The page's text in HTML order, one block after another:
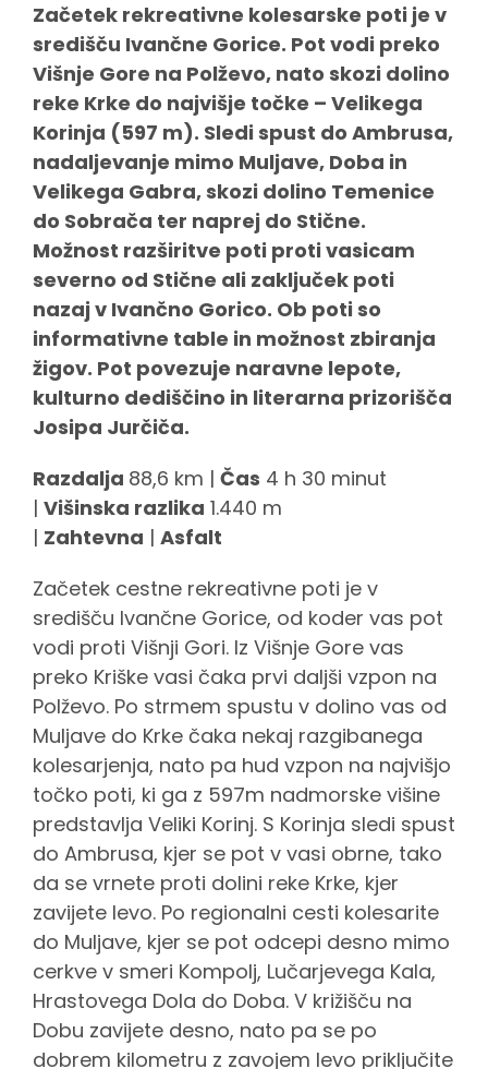
Začetek rekreativne kolesarske poti je v
središču Ivančne Gorice. Pot vodi preko
Višnje Gore na Polževo, nato skozi dolino
reke Krke do najvišje točke – Velikega
Korinja (597 m). Sledi spust do Ambrusa,
nadaljevanje mimo Muljave, Doba in
Velikega Gabra, skozi dolino Temenice
do Sobrača ter naprej do Stične.
Možnost razširitve poti proti vasicam
severno od Stične ali zaključek poti
nazaj v Ivančno Gorico. Ob poti so
informativne table in možnost zbiranja
žigov. Pot povezuje naravne lepote,
kulturno dediščino in literarna prizorišča
Josipa Jurčiča.
Razdalja 88,6 km | Čas 4 h 30 minut
| Višinska razlika 1.440 m
| Zahtevna | Asfalt
Začetek cestne rekreativne poti je v
središču Ivančne Gorice, od koder vas pot
vodi proti Višnji Gori. Iz Višnje Gore vas
preko Kriške vasi čaka prvi daljši vzpon na
Polževo. Po strmem spustu v dolino vas od
Muljave do Krke čaka nekaj razgibanega
kolesarjenja, nato pa hud vzpon na najvišjo
točko poti, ki ga z 597m nadmorske višine
predstavlja Veliki Korinj. S Korinja sledi spust
do Ambrusa, kjer se pot v vasi obrne, tako
da se vrnete proti dolini reke Krke, kjer
zavijete levo. Po regionalni cesti kolesarite
do Muljave, kjer se pot odcepi desno mimo
cerkve v smeri Kompolj, Lučarjevega Kala,
Hrastovega Dola do Doba. V križišču na
Dobu zavijete desno, nato pa se po
dobrem kilometru z zavojem levo priključite